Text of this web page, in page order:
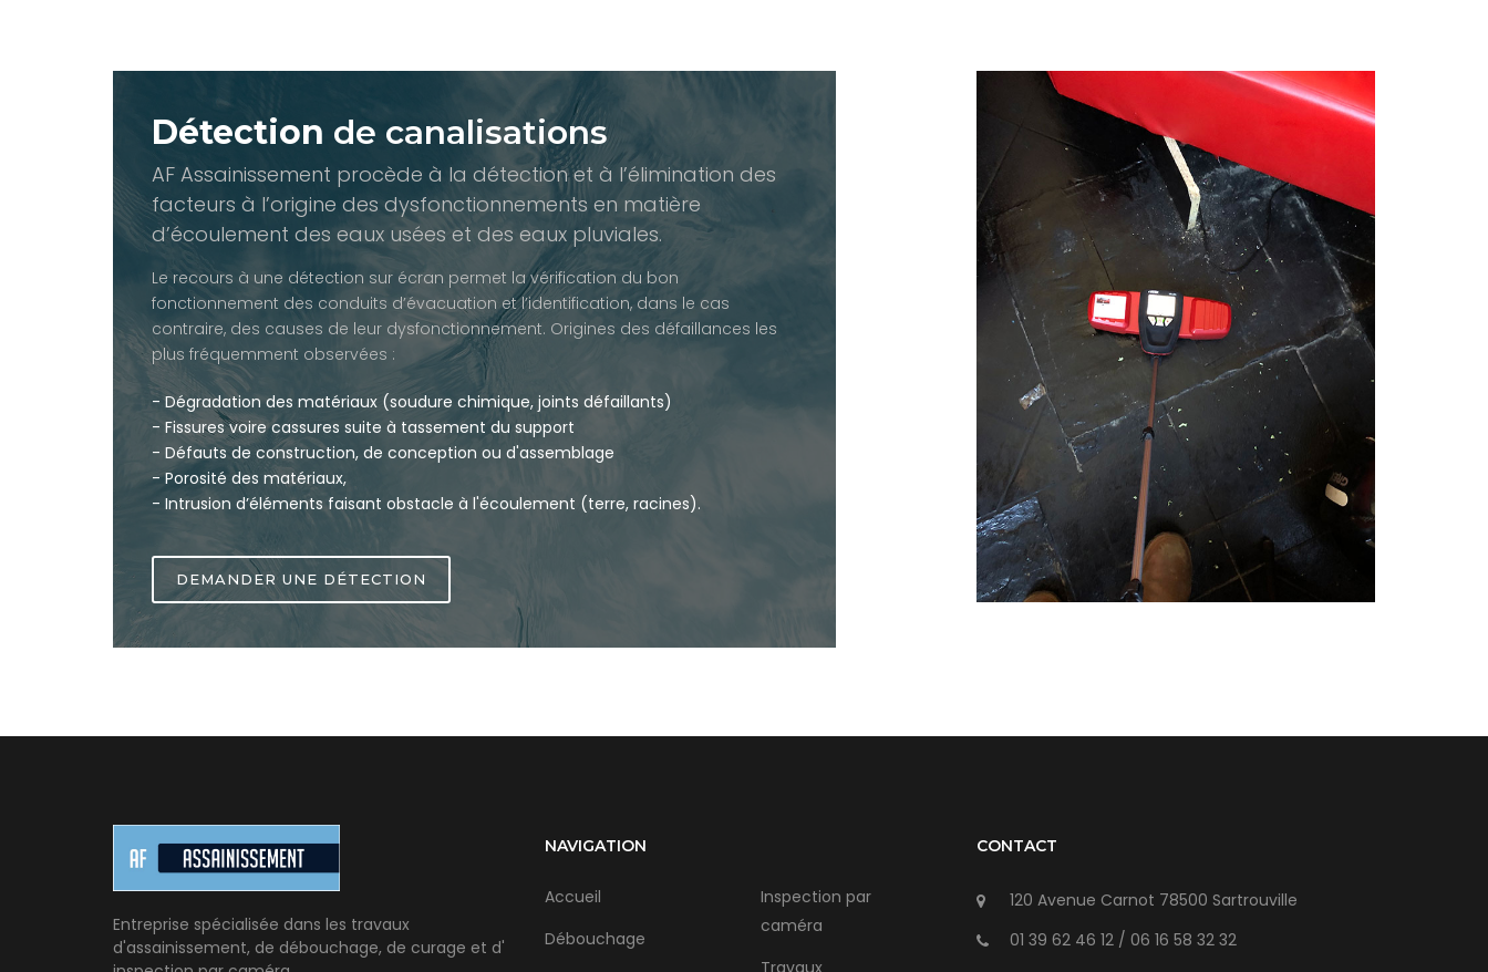
Détection de canalisations
AF Assainissement procède à la détection et à l’élimination des
facteurs à l’origine des dysfonctionnements en matière
d’écoulement des eaux usées et des eaux pluviales.
Le recours à une détection sur écran permet la vérification du bon
fonctionnement des conduits d’évacuation et l’identification, dans le cas
contraire, des causes de leur dysfonctionnement. Origines des défaillances les
plus fréquemment observées :
- Dégradation des matériaux (soudure chimique, joints défaillants)
- Fissures voire cassures suite à tassement du support
- Défauts de construction, de conception ou d'assemblage
- Porosité des matériaux,
- Intrusion d’éléments faisant obstacle à l'écoulement (terre, racines).
DEMANDER UNE DÉTECTION
Entreprise spécialisée dans les travaux
d'assainissement, de débouchage, de curage et d'
NAVIGATION
Accueil
Débouchage
Inspection par
caméra
CONTACT
120 Avenue Carnot 78500 Sartrouville
01 39 62 46 12 / 06 16 58 32 32